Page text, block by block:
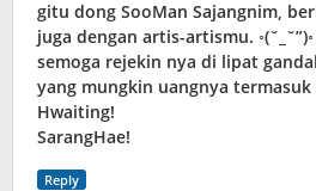
gitu dong SooMan Sajangnim,
juga dengan artis-artismu. ◦(˘_˘”)◦
semoga rejekin nya di lipat
yang mungkin uangnya
Hwaiting!
SarangHae!
Reply